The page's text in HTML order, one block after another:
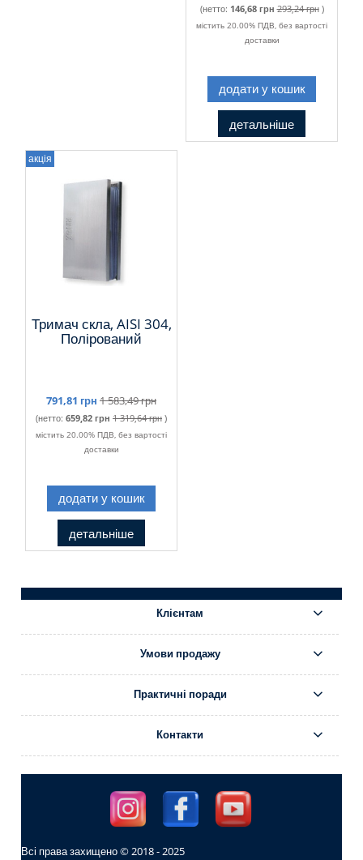
(нетто: 146,68 грн 293,24 грн)
містить 20.00% ПДВ, без вартості
доставки
додати у кошик
детальніше
Тримач скла, AISI 304,
Полірований
791,81 грн 1 583,49 грн
(нетто: 659,82 грн 1 319,64 грн )
містить 20.00% ПДВ, без вартості
доставки
додати у кошик
детальніше
акція
Клієнтам
Умови продажу
Практичні поради
Контакти
Всі права захищено © 2018 - 2025